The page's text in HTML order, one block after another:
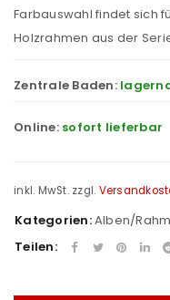
Farbauswahl findet sich
Holzrahmen aus der
Zentrale Baden:
Online: sofort lieferbar
inkl. MwSt. zzgl.
Kategorien:Alben/
Teilen: